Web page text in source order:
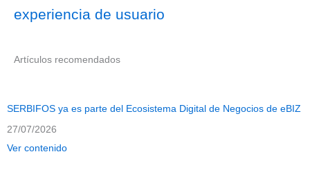
experiencia de usuario
Artículos recomendados
SERBIFOS ya es parte del Ecosistema Digital de Negocios de eBIZ
27/07/2026
Ver contenido